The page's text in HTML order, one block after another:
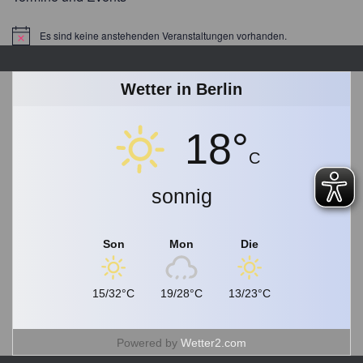
a
gHinweisEs sind keine anstehenden Veranstaltungen vorhanden.
Wetter in Berlin
18°C
sonnig
Son
15/32°C
Mon
19/28°C
Die
13/23°C
Powered by Wetter2.com